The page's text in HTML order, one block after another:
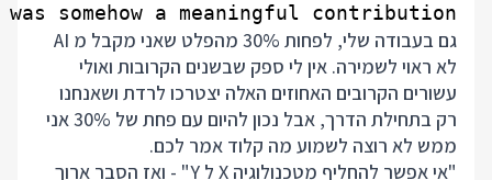
somehow a meaningful contribution.
גם בעבודה שלי, לפחות 30% מהפלט שאני מקבל מ AI
לא ראוי לשמירה. אין לי ספק שבשנים הקרובות ואולי
עשורים הקרובים האחוזים האלה יצטרכו לרדת ושאנחנו
רק בתחילת הדרך, אבל נכון להיום עם פחת של 30% אני
ממש לא רוצה לשמוע מה קלוד אמר לכם.
"אי אפשר להחליף מטכנולוגיה X ל Y" - ואז הסבר ארוך